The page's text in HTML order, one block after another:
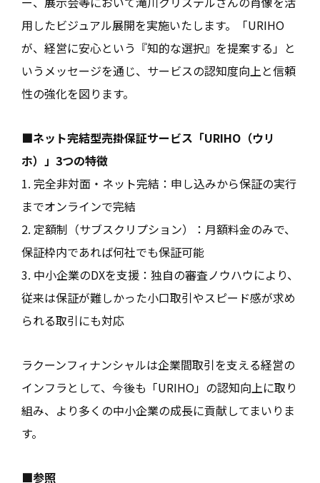
用したビジュアル展開を実施いたします。「URIHO
が、経営に安心という『知的な選択』を提案する」と
いうメッセージを通じ、サービスの認知度向上と信頼
性の強化を図ります。
■ネット完結型売掛保証サービス「URIHO（ウリ
ホ）」3つの特徴
1. 完全非対面・ネット完結：申し込みから保証の実行
までオンラインで完結
2. 定額制（サブスクリプション）：月額料金のみで、
保証枠内であれば何社でも保証可能
3. 中小企業のDXを支援：独自の審査ノウハウにより、
従来は保証が難しかった小口取引やスピード感が求め
られる取引にも対応
ラクーンフィナンシャルは企業間取引を支える経営の
インフラとして、今後も「URIHO」の認知向上に取り
組み、より多くの中小企業の成長に貢献してまいりま
す。
■参照